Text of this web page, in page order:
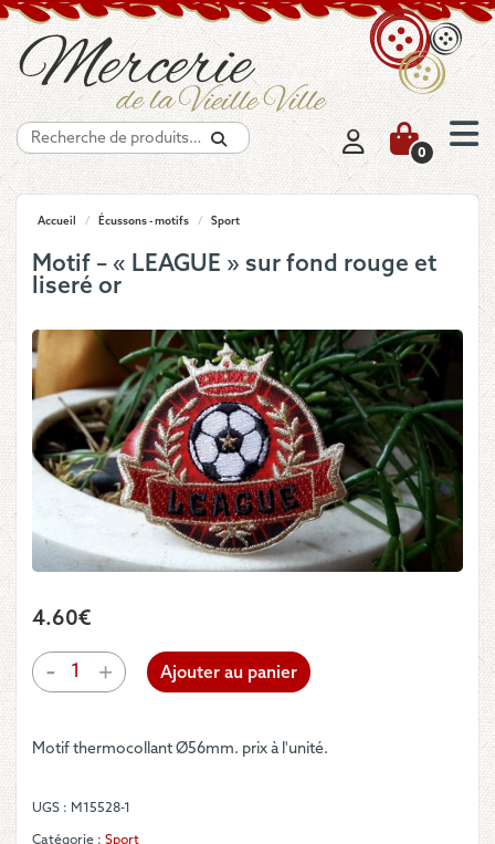
Recherche
0
Accueil / Écussons - motifs / Sport
Motif – « LEAGUE » sur fond rouge et
liseré or
4.60€
-
quantité
de
"LEAGUE"
rouge
et
+ Ajouter au panier
Motif thermocollant Ø56mm. prix à l'unité.
UGS : M15528-1
Catégorie : Sport